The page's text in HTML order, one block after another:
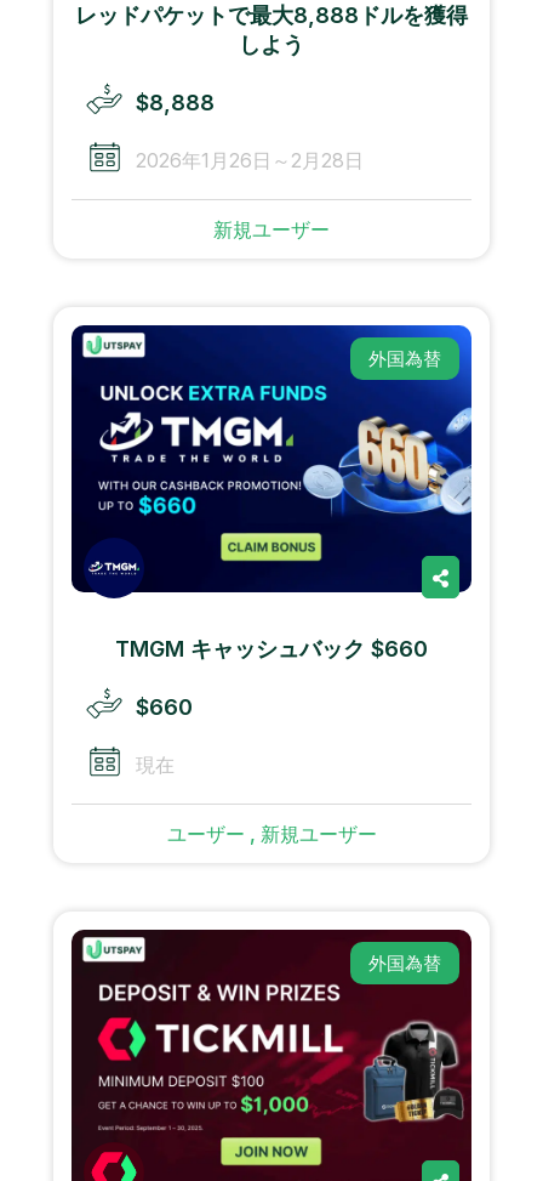
レッドパケットで最大8,888ドルを獲得
しよう
$8,888
2026年1月26日～2月28日
新規ユーザー
外国為替
TMGM キャッシュバック $660
$660
現在
ユーザー , 新規ユーザー
外国為替